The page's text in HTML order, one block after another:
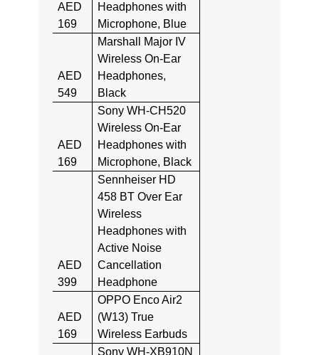
Headphones with
Microphone, Blue
AED
169
Marshall Major IV
Wireless On-Ear
Headphones,
Black
AED
549
Sony WH-CH520
Wireless On-Ear
Headphones with
Microphone, Black
AED
169
Sennheiser HD
458 BT Over Ear
Wireless
Headphones with
Active Noise
Cancellation
Headphone
AED
399
OPPO Enco Air2
(W13) True
Wireless Earbuds
AED
169
Sony WH-XB910N